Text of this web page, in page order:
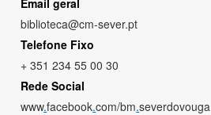
Email geral
biblioteca@cm-sever.pt
Telefone Fixo
+ 351 234 55 00 30
Rede Social
www.facebook.com/bm.severdovouga